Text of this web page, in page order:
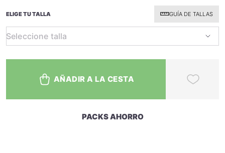
ELIGE TU TALLA GUÍA DE TALLAS
AÑADIR A LA CESTA
PACKS AHORRO